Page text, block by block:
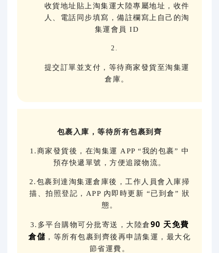
收貨地址貼上淘集運大陸專屬地址，收件
人、電話同步填寫，備註欄寫上自己的淘
集運會員 ID
提交訂單並支付，等待商家發貨至淘集運
倉庫。
包裹入庫，等待所有包裹到齊
1.商家發貨後，在淘集運 APP “我的包裹” 中
預存快遞單號，方便追蹤物流。
2.包裹到達淘集運倉庫後，工作人員會入庫掃
描、拍照登記，APP 內即時更新 “已到倉” 狀
態。
3. 多平台購物可分批寄送，大陸倉90 天免費
倉儲 ，等所有包裹到齊後再申請集運，最大化
節省運費。